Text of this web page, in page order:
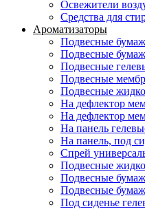
Освежители
Средства для
Ароматизаторы
Подвесные
Подвесные
Подвесные
Подвесные
Подвесные
На дефлектор
На дефлектор
На панель
На панель, под
Спрей
Подвесные
Подвесные
Подвесные
Под сиденье